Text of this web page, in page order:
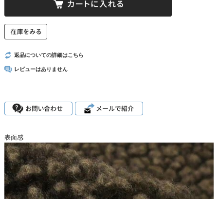
返品についての詳細はこちら
レビューはありません
表面感